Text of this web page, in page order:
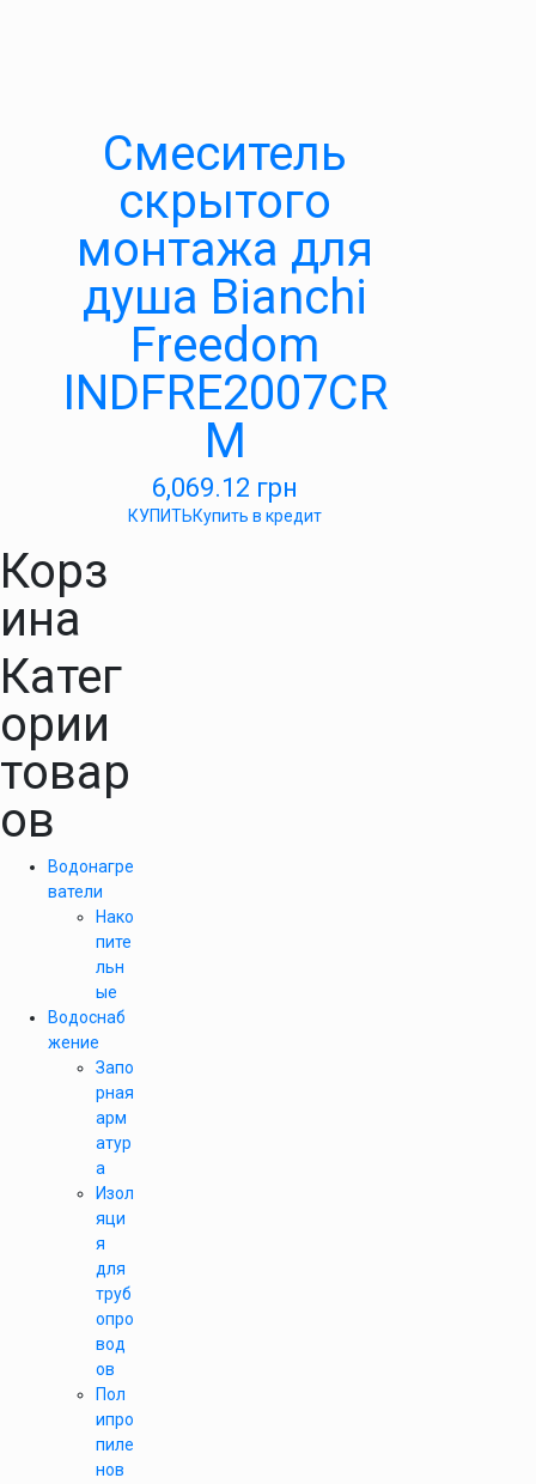
Смеситель
скрытого
монтажа для
душа Bianchi
Freedom
INDFRE2007CR
M
6,069.12 грн
КУПИТЬКупить в кредит
Корз
ина
Катег
ории
товар
ов
Водонагре
ватели
Нако
пите
льн
ые
Водоснаб
жение
Запо
рная
арм
атур
а
Изол
яци
я
для
труб
опро
вод
ов
Пол
ипро
пиле
нов